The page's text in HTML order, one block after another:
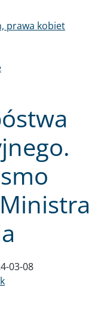
03-08
prawa kobiet